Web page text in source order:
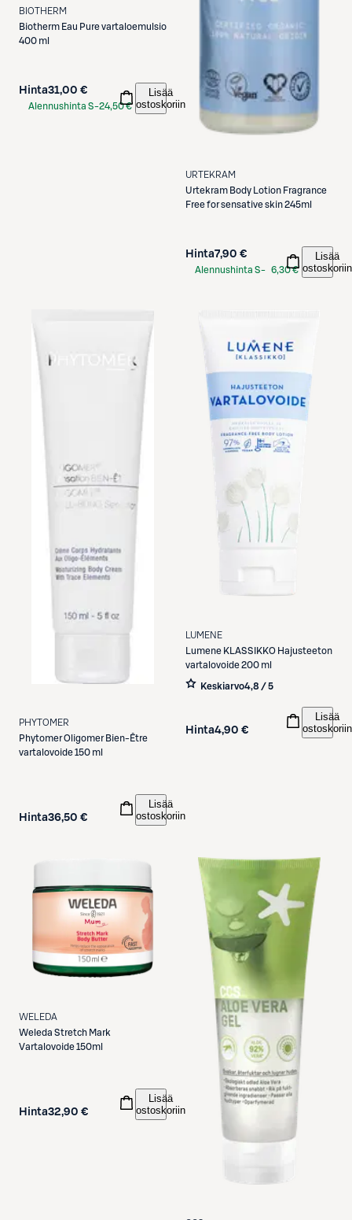
BIOTHERM
Biotherm Eau Pure vartaloemulsio
400 ml
Hinta31,00 €
Alennushinta S-24,50 €
Lisää
ostoskoriin
URTEKRAM
Urtekram Body Lotion Fragrance
Free for sensative skin 245ml
Hinta7,90 €
Alennushinta S- 6,30 €
Lisää
ostoskoriin
PHYTOMER
PhytomerOligomer Bien-Être
vartalovoide 150 ml
Hinta36,50 €
Lisää
ostoskoriin
LUMENE
Lumene KLASSIKKO Hajusteeton
vartalovoide 200 ml
Keskiarvo4,8 / 5
Hinta4,90 €
Lisää
ostoskoriin
WELEDA
Weleda Stretch Mark
Vartalovoide 150ml
Hinta32,90 €
Lisää
ostoskoriin